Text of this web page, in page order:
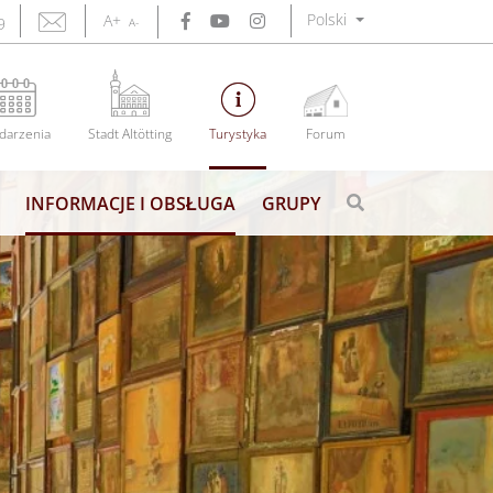
A+ A- Polski
Stadt Altötting Turystyka Forum
INFORMACJE I OBSŁUGA GRUPY